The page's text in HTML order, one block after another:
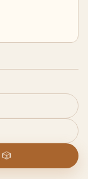
🎲